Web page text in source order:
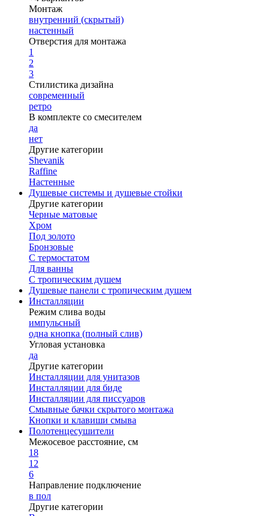
Монтаж
внутренний (скрытый)
настенный
Отверстия для монтажа
1
2
3
Стилистика дизайна
современный
ретро
В комплекте со смесителем
да
нет
Другие категории
Shevanik
Raffine
Настенные
Душевые системы и душевые стойки
Другие категории
Черные матовые
Хром
Под золото
Бронзовые
С термостатом
Для ванны
С тропическим душем
Душевые панели с тропическим душем
Инсталляции
Режим слива воды
импульсный
одна кнопка (полный слив)
Угловая установка
да
Другие категории
Инсталляции для унитазов
Инсталляции для биде
Инсталляции для писсуаров
Смывные бачки скрытого монтажа
Кнопки и клавиши смыва
Полотенцесушители
Межосевое расстояние, см
18
12
6
Направление подключение
в пол
Другие категории